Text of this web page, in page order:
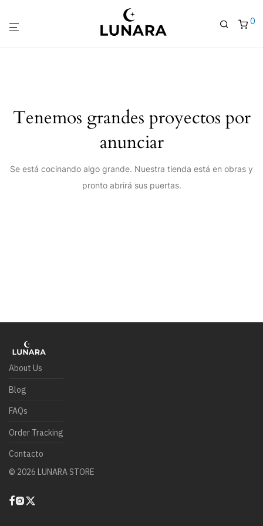
0
Tenemos grandes proyectos por
anunciar
Se está cocinando algo grande. Nuestra tienda está en obras y
pronto abrirá sus puertas.
About Us
Blog
FAQs
Order Tracking
Contacto
© 2026 LUNARA STORE